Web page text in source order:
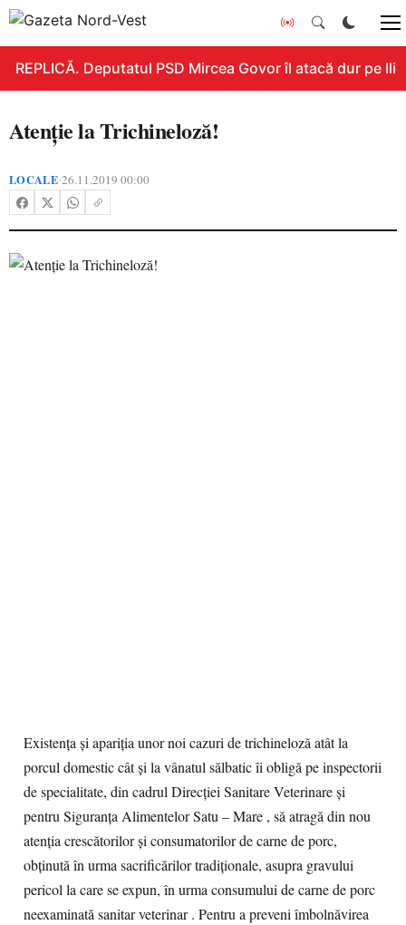
REPLICĂ. Deputatul PSD Mircea Govor îl atacă dur pe
Atenţie la Trichineloză!
LOCALE•26.11.2019 00:00
Existența și apariția unor noi cazuri de trichineloză atât la
porcul domestic cât și la vânatul sălbatic îi obligă pe inspectorii
de specialitate, din cadrul Direcției Sanitare Veterinare și
pentru Siguranța Alimentelor Satu – Mare , să atragă din nou
atenția crescătorilor și consumatorilor de carne de porc,
obținută în urma sacrificărilor tradiționale, asupra gravului
pericol la care se expun, în urma consumului de carne de porc
neexaminată sanitar veterinar . Pentru a preveni îmbolnăvirea